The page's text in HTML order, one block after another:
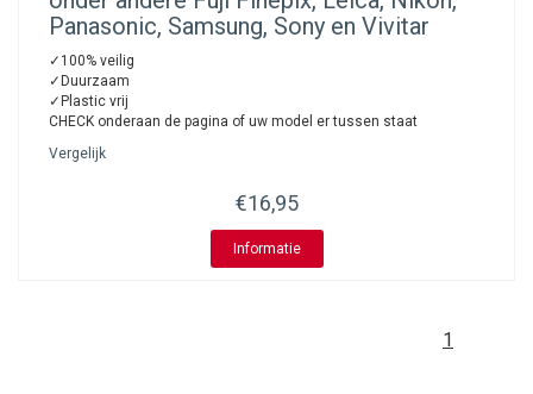
Panasonic, Samsung, Sony en Vivitar
✓100% veilig
✓Duurzaam
✓Plastic vrij
CHECK onderaan de pagina of uw model er tussen staat
Vergelijk
€16,95
Informatie
1